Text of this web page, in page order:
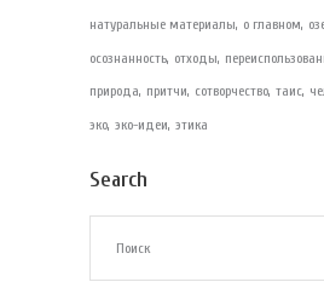
натуральные материалы о главном
осознанность отходы
природа притчи сотворчество таис
эко эко-идеи этика
Search